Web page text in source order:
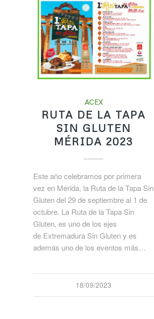
ACEX
RUTA DE LA TAPA
SIN GLUTEN
MÉRIDA 2023
Este año celebramos por primera
vez en Mérida, la Ruta de la Tapa Sin
Gluten del 29 de septiembre al 1 de
octubre. La Ruta de la Tapa Sin
Gluten, es uno de los ejes
de Extremadura Sin Gluten y es
además uno de los eventos más…
18/09/2023